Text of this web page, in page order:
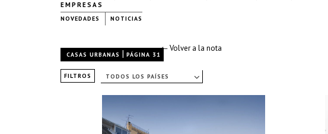
EMPRESAS
NOVEDADES NOTICIAS
← Volver a la nota
CASAS URBANAS | PÁGINA 31
FILTROS TODOS LOS PAÍSES